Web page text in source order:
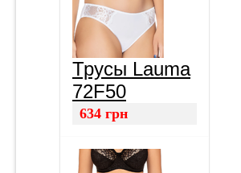
Трусы Lauma
72F50
634 грн